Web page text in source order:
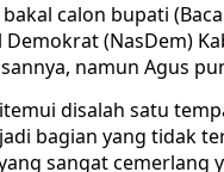
bakal calon bupati
(NasDem)
namun Agus
disalah satu
bagian yang tidak
sangat cemerlang